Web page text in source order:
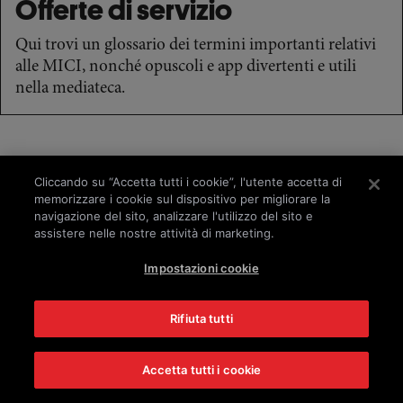
Offerte di servizio
Qui trovi un glossario dei termini importanti relativi
alle MICI, nonché opuscoli e app divertenti e utili
nella mediateca.
Impronta
Protezione dei dati
Disclaimer
C-ANPROM/CH/ENTY/0180; C-
ANPROM/CH/ENTY/0181; C-ANPROM/CH/ENTY/0182;
C-ANPROM/CH/ENTY/0183; C-
ANPROM/CH/ENTY/0184; C-ANPROM/CH/ENTY/0198
Cliccando su “Accetta tutti i cookie”, l'utente accetta di
memorizzare i cookie sul dispositivo per migliorare la
navigazione del sito, analizzare l'utilizzo del sito e
assistere nelle nostre attività di marketing.
Impostazioni cookie
Rifiuta tutti
Accetta tutti i cookie